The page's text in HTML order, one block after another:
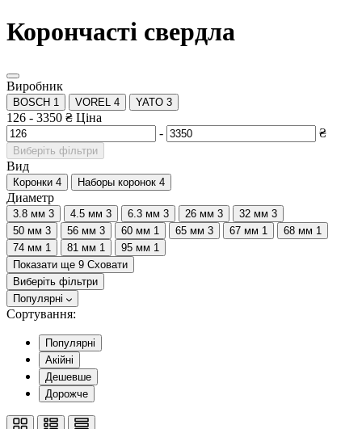
Корончасті свердла
Виробник
BOSCH 1 VOREL 4 YATO 3
126 - 3350 ₴ Ціна
-
₴
Виберіть фільтри
Вид
Коронки 4 Наборы коронок 4
Диаметр
3.8 мм 3 4.5 мм 3 6.3 мм 3 26 мм 3 32 мм 3
50 мм 3 56 мм 3 60 мм 1 65 мм 3 67 мм 1 68 мм 1
74 мм 1 81 мм 1 95 мм 1
Показати ще 9 Сховати
Виберіть фільтри
Популярні
Сортування:
Популярні
Акійні
Дешевше
Дорожче